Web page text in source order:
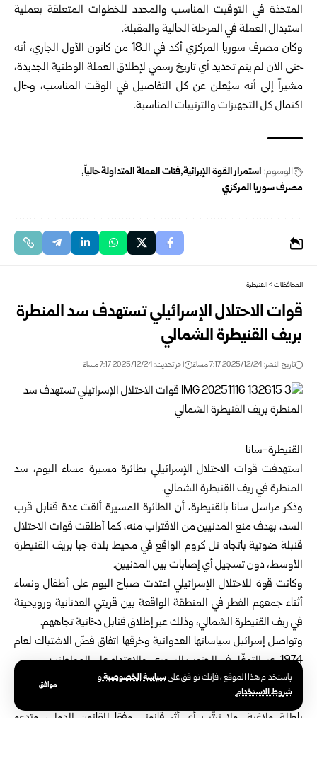
باستخدام هذا الموقع ، فإنك توافق علىسياسة الخصوصيةو
شروط الاستخدام.
موافق
المتخذة في التوقيت المناسب والمحدد للخطوات المتعلقة بعملية
استبدال العملة في المرحلة الحالية والمقبلة.
وكان مصرف سوريا المركزي أكد في الـ18 من كانون الأول الجاري، أنه
حتى الآن لم يتم تحديد أي تاريخ رسمي لإطلاق العملة الوطنية الجديدة،
مشيراً إلى أنه سيُعلن عن كل التفاصيل في الوقت المناسب، وحال
اكتمال كل التجهيزات والترتيبات المناسبة.
الوسوم: استمرار القوة الإبرائية فئات العملة المتداولة حالياً
مصرف سوريا المركزي
المحافظات>القنيطرة
قوات الاحتلال الإسرائيلي تستهدف سد المنطرة
بريف القنيطرة الشمالي
تاريخ النشر: 2025/12/24 7:17 مساءً اخر تحديث: 2025/12/24 7:17 مساءً
القنيطرة-سانا
استهدفت قوات الاحتلال الإسرائيلي بطائرة مسيرة مساء اليوم، سد
المنطرة في ريفالقنيطرةالشمالي.
وذكر مراسل سانا بالقنيطرة، أن الطائرة المسيرة ألقت عدة قنابل قرب
السد، بهدف منع المدنيين من الاقتراب منه، كما أطلقت قوات الاحتلال
قنبلة ضوئية باتجاه تل كروم الواقع في محيط بلدة جبا بريف القنيطرة
الأوسط، دون تسجيل أي إصابات بين المدنيين.
وكانت قوة للاحتلال الإسرائيلي اعتدت صباح اليوم على أطفال ونساء
أثناء جمعهم الفطر في المنطقة الواقعة بين قريتي العدنانية ورويحينة
في ريف القنيطرة الشمالي، وذلك عبر إطلاق قنابل دخانية تجاههم.
وتواصل إسرائيل سياساتها العدوانية وخرقها اتفاق فضّ الاشتباك لعام
1974، عبر التوغّل في الجنوب السوري، والاعتداء على المواطنين.
وتطالب سوريا باستمرار بخروج قوات الاحتلال الإسرائيلي من أراضيها،
مؤكدةً أن جميع الإجراءات التي يتخذها الاحتلال في الجنوب السوري
باطلة ولاغية، ولا ترتّب أي أثر قانوني وفقاً للقانون الدولي، وتدعو